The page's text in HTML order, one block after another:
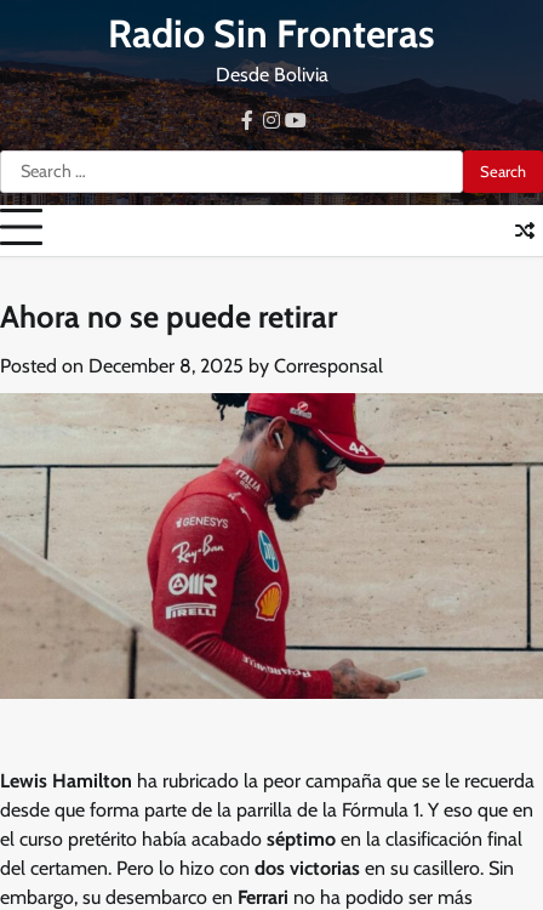
content
Radio Sin Fronteras
Desde Bolivia
Search
for:
facebook
instagram
youtube
Ahora no se puede retirar
Posted on December 8, 2025 by Corresponsal
Lewis Hamilton ha rubricado la peor campaña que se le recuerda
desde que forma parte de la parrilla de la Fórmula 1. Y eso que en
el curso pretérito había acabado séptimo en la clasificación final
del certamen. Pero lo hizo con dos victorias en su casillero. Sin
embargo, su desembarco en Ferrari no ha podido ser más